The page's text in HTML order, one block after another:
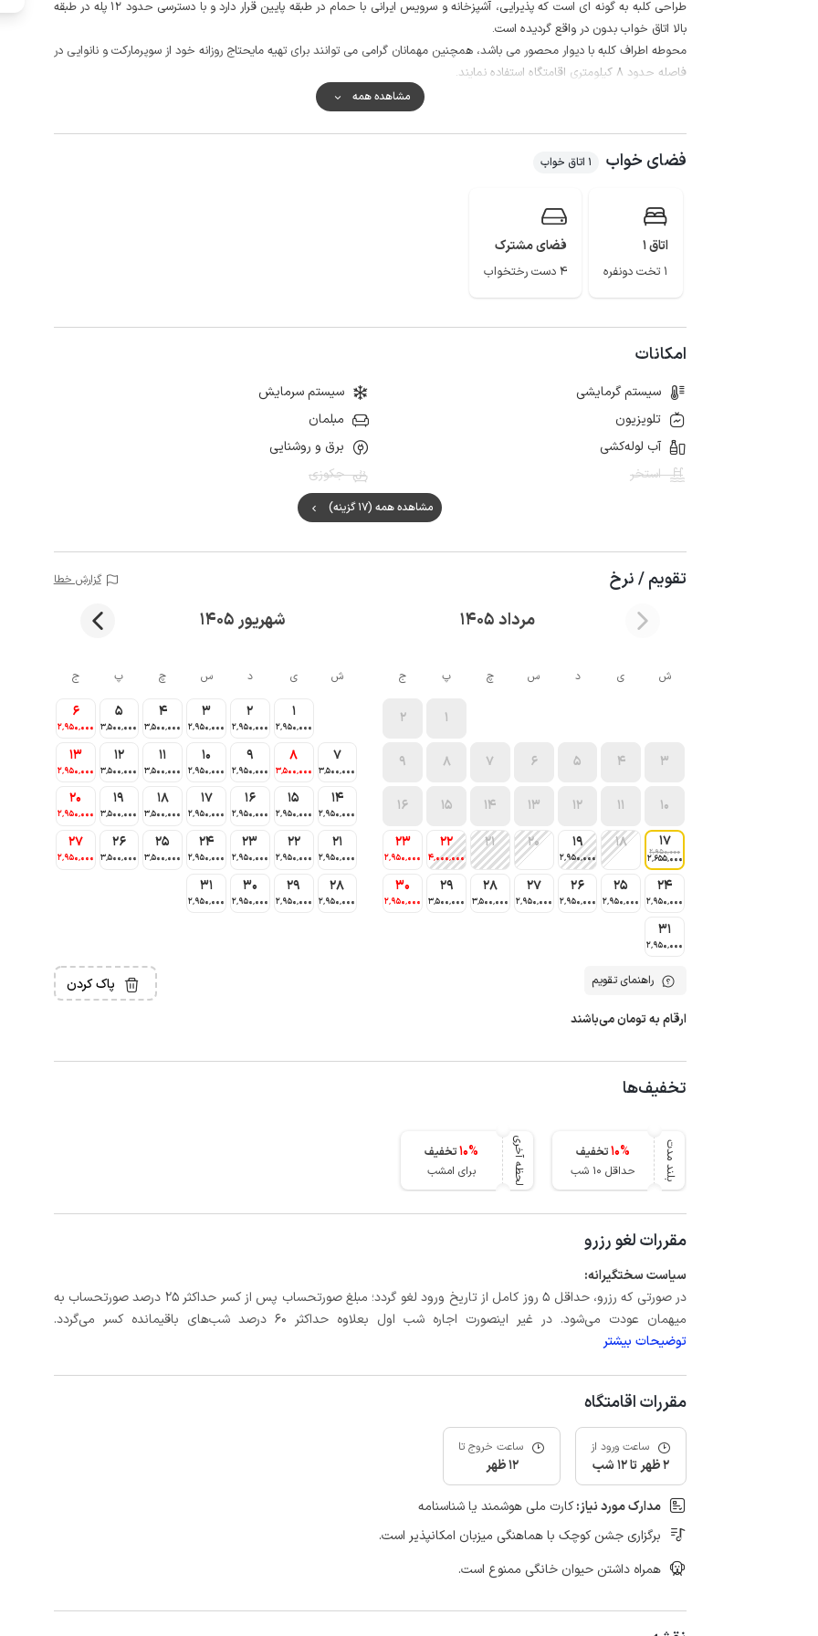
طراحی کلبه به گونه ای است که پذیرایی، آشپزخانه و سرویس ایرانی با حمام در طبقه پایین قرار دارد و با دسترسی حدود 12 پله در طبقه
بالا اتاق خواب بدون در واقع گردیده است.
محوطه اطراف کلبه با دیوار محصور می باشد، همچنین مهمانان گرامی می توانند برای تهیه مایحتاج روزانه خود از سوپرمارکت و نانوایی در
فاصله حدود 8 کیلومتری اقامتگاه استفاده نمایند.
گفتنی است آب مصرفی ویلا از طریق چشمه تامین می گردد لذا توصیه می شود که مهمانان گرامی با خود آب معدنی جهت آشامیدن
کیفیت پوشش شبکه تلفن همراه برای دو اپراتور ایرانسل و همراه اول در مکالمه خوب و پوشش اینترنت برای همراه اول به صورت 4g و
برای ایرانسل به صورت 3g می باشد.
های رودبار و توابع آن است.
مشاهده همه
فضای خواب 1 اتاق خواب
اتاق 1
1 تخت دونفره
فضای مشترک
4 دست رختخواب
امکانات
سیستم گرمایشی
سیستم سرمایش
تلویزیون
مبلمان
آب لوله‌کشی
برق و روشنایی
استخر
جکوزی
مشاهده همه (17 گزینه)
تقویم / نرخ گزارش خطا
مرداد 1405 شهریور 1405
ش ی د س چ پ ج
1
2
3
4
5
6
7
8
9
10
11
12
13
14
15
16
17
2٬950٬000
2٬655٬000
18
19
2٬950٬000
20
21
22
4٬000٬000
23
2٬950٬000
24
2٬950٬000
25
2٬950٬000
26
2٬950٬000
27
2٬950٬000
28
3٬500٬000
29
3٬500٬000
30
2٬950٬000
31
2٬950٬000
ش ی د س چ پ ج
1
2٬950٬000
2
2٬950٬000
3
2٬950٬000
4
3٬500٬000
5
3٬500٬000
6
2٬950٬000
7
3٬500٬000
8
3٬500٬000
9
2٬950٬000
10
2٬950٬000
11
3٬500٬000
12
3٬500٬000
13
2٬950٬000
14
2٬950٬000
15
2٬950٬000
16
2٬950٬000
17
2٬950٬000
18
3٬500٬000
19
3٬500٬000
20
2٬950٬000
21
2٬950٬000
22
2٬950٬000
23
2٬950٬000
24
2٬950٬000
25
3٬500٬000
26
3٬500٬000
27
2٬950٬000
28
2٬950٬000
29
2٬950٬000
30
2٬950٬000
31
2٬950٬000
راهنمای تقویم پاک کردن
ارقام به تومان می‌باشند
تخفیف‌ها
بلند مدت 10%
تخفیف
حداقل 10 شب
لحظه آخری 10%
تخفیف
برای امشب
مقررات لغو رزرو
سیاست سختگیرانه:
در صورتی که رزرو، حداقل 5 روز کامل از تاریخ ورود لغو گردد؛ مبلغ صورتحساب پس از کسر حداکثر 25 درصد صورتحساب به
میهمان عودت می‌شود. در غیر اینصورت اجاره شب اول بعلاوه حداکثر 60 درصد شب‌های باقیمانده کسر می‌گردد.
توضیحات بیشتر
مقررات اقامتگاه
ساعت ورود از
2 ظهر تا 12 شب
ساعت خروج تا
12 ظهر
مدارک مورد نیاز:کارت ملی هوشمند یا شناسنامه
برگزاری جشن کوچک با هماهنگی میزبان امکانپذیر است.
همراه داشتن حیوان خانگی ممنوع است.